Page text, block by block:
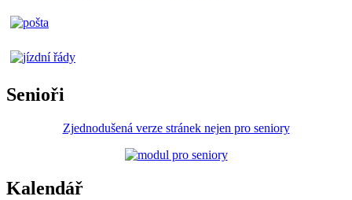
Senioři
Zjednodušená verze stránek nejen pro seniory
Kalendář